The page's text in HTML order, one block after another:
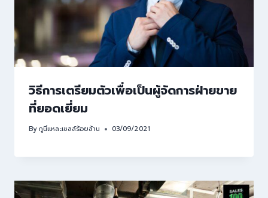
วิธีการเตรียมตัวเพื่อเป็นผู้จัดการฝ่ายขาย
ที่ยอดเยี่ยม
Byกูนี่แหละเซลล์ร้อยล้าน 03/09/2021